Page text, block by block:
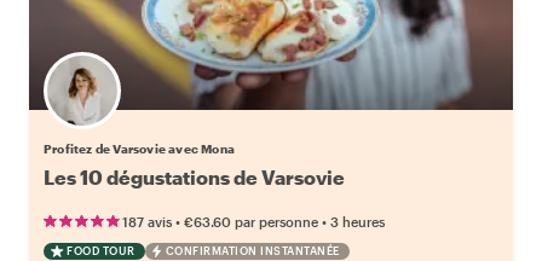
Profitez de Varsovie avec Mona
Les 10 dégustations de Varsovie
187 avis • €63.60 par personne • 3 heures
FOOD TOUR CONFIRMATION INSTANTANÉE